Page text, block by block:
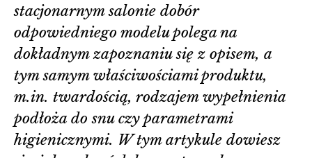
stacjonarnym salonie dobór
odpowiedniego modelu polega na
dokładnym zapoznaniu się z opisem, a
tym samym właściwościami produktu,
m.in. twardością, rodzajem wypełnienia
podłoża do snu czy parametrami
higienicznymi. W tym artykule dowiesz